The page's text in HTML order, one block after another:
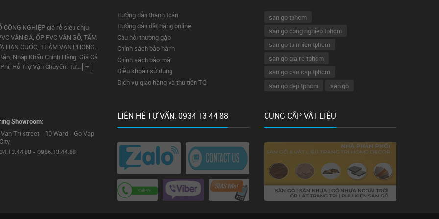
CÔNG NGHIỆP giá rẻ siêu chịu
VÂN ĐÁ, ỐP PVC VÂN GỖ, TẤM
HÀN QUỐC, THẢM VĂN PHÒNG...
Nhập Khẩu Chính Hãng. Giá Cả
Hỗ Trợ Vận Chuyển. Tư... +
Showroom:
Tri street - 10 Ward - Go Vap
- 0986.13.44.88
Hướng dẫn thanh toán
Hướng dẫn đặt hàng online
Câu hỏi thường gặp
Chính sách bảo hành
Chính sách bảo mật
Điều khoản sử dụng
Dịch vụ giao hàng và thu tiền TQ
san go tphcm
san go cong nghiep tphcm
san go tu nhien tphcm
san go gia re tphcm
san go cao cap tphcm
san go dep tphcm
san go
LIÊN HỆ TƯ VẤN: 0934 13 44 88 CUNG CẤP VẬT LIỆU